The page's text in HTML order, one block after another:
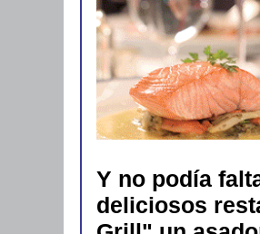
Y no podía
deliciosos